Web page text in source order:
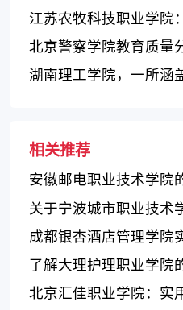
江苏农牧科技职业学院
重要基地
北京警察学院教育质量
湖南理工学院，一所涵
相关推荐
安徽邮电职业技术学院
关于宁波城市职业技术
析
成都银杏酒店管理学院
评价整体较好，但教学
了解大理护理职业学院
和教学质量
北京汇佳职业学院：实